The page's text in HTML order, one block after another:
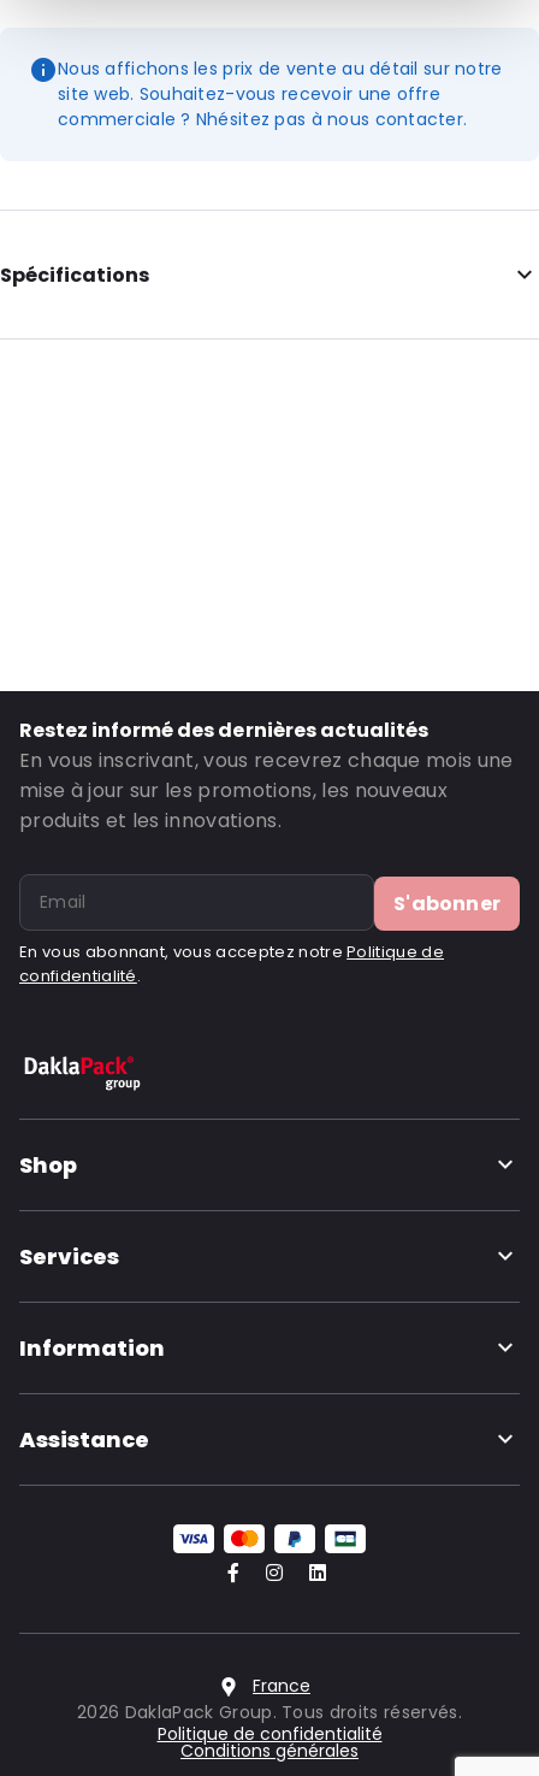
Nous affichons les prix de vente au détail sur notre
site web. Souhaitez-vous recevoir une offre
commerciale ? Nhésitez pas à nous contacter.
Spécifications
Couleur principale: Noir
Restez informé des dernières actualités
En vous inscrivant, vous recevrez chaque mois une
mise à jour sur les promotions, les nouveaux
produits et les innovations.
S'abonner
En vous abonnant, vous acceptez notrePolitique de
confidentialité.
Shop
Services
Information
Assistance
France
2026 DaklaPack Group. Tous droits réservés.
Politique de confidentialité
Conditions générales